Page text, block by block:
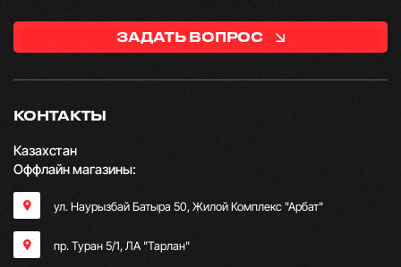
КОНТАКТЫ
Казахстан
Оффлайн магазины:
ул. Наурызбай Батыра 50, Жилой Комплекс "Арбат"
пр. Туран 5/1, ЛА "Тарлан"
ЗАДАТЬ ВОПРОС